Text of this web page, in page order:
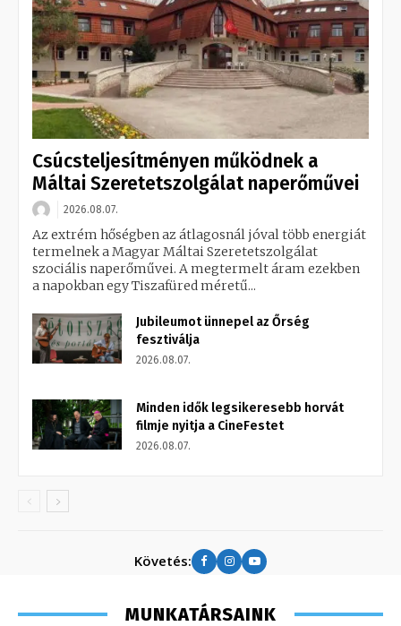
Csúcsteljesítményen működnek a
Máltai Szeretetszolgálat naperőművei
2026.08.07.
Az extrém hőségben az átlagosnál jóval több energiát
termelnek a Magyar Máltai Szeretetszolgálat
szociális naperőművei. A megtermelt áram ezekben
a napokban egy Tiszafüred méretű...
Jubileumot ünnepel az Őrség
fesztiválja
2026.08.07.
Minden idők legsikeresebb horvát
filmje nyitja a CineFestet
2026.08.07.
Követés:
MUNKATÁRSAINK